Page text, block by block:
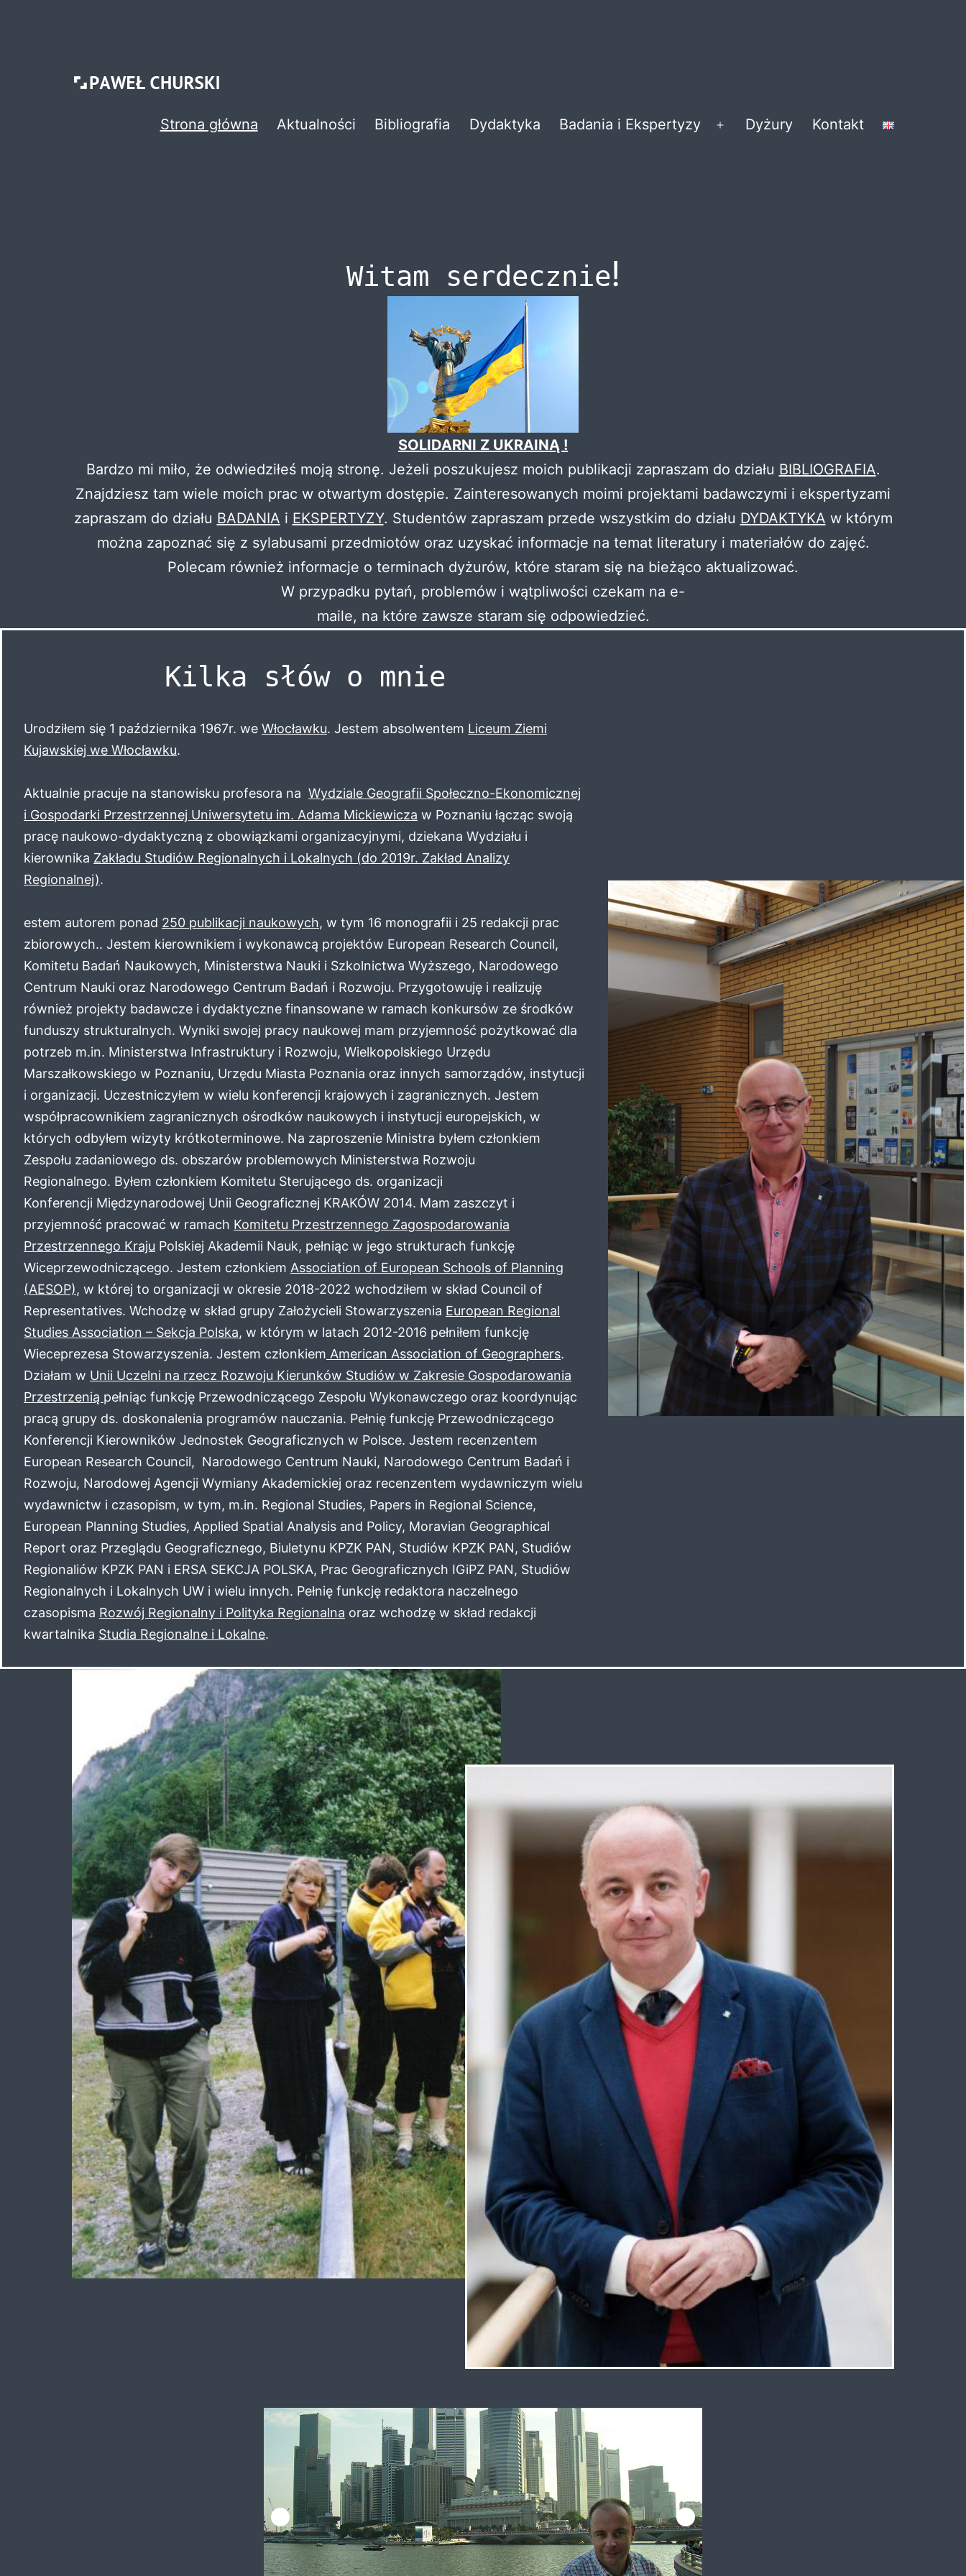
Paweł
Strona główna Aktualności Bibliografia Dydaktyka Badania i Ekspertyzy
Rozwiń
Dyżury Kontakt
Witam serdecznie!
SOLIDARNI Z UKRAINĄ !
Bardzo mi miło, że odwiedziłeś moją stronę. Jeżeli poszukujesz moich publikacji zapraszam do działu BIBLIOGRAFIA.
Znajdziesz tam wiele moich prac w otwartym dostępie. Zainteresowanych moimi projektami badawczymi i ekspertyzami
zapraszam do działu BADANIA i EKSPERTYZY. Studentów zapraszam przede wszystkim do działu DYDAKTYKA w którym
można zapoznać się z sylabusami przedmiotów oraz uzyskać informacje na temat literatury i materiałów do zajęć.
Polecam również informacje o terminach dyżurów, które staram się na bieżąco aktualizować.
W przypadku pytań, problemów i wątpliwości czekam na e-
maile, na które zawsze staram się odpowiedzieć.
Kilka słów o mnie
Urodziłem się 1 października 1967r. we Włocławku. Jestem absolwentem Liceum Ziemi
Kujawskiej we Włocławku.
Aktualnie pracuje na stanowisku profesora na Wydziale Geografii Społeczno-Ekonomicznej
i Gospodarki Przestrzennej Uniwersytetu im. Adama Mickiewicza w Poznaniu łącząc swoją
pracę naukowo-dydaktyczną z obowiązkami organizacyjnymi, dziekana Wydziału i
kierownika Zakładu Studiów Regionalnych i Lokalnych (do 2019r. Zakład Analizy
Regionalnej).
estem autorem ponad 250 publikacji naukowych, w tym 16 monografii i 25 redakcji prac
zbiorowych.. Jestem kierownikiem i wykonawcą projektów European Research Council,
Komitetu Badań Naukowych, Ministerstwa Nauki i Szkolnictwa Wyższego, Narodowego
Centrum Nauki oraz Narodowego Centrum Badań i Rozwoju. Przygotowuję i realizuję
również projekty badawcze i dydaktyczne finansowane w ramach konkursów ze środków
funduszy strukturalnych. Wyniki swojej pracy naukowej mam przyjemność pożytkować dla
potrzeb m.in. Ministerstwa Infrastruktury i Rozwoju, Wielkopolskiego Urzędu
Marszałkowskiego w Poznaniu, Urzędu Miasta Poznania oraz innych samorządów, instytucji
i organizacji. Uczestniczyłem w wielu konferencji krajowych i zagranicznych. Jestem
współpracownikiem zagranicznych ośrodków naukowych i instytucji europejskich, w
których odbyłem wizyty krótkoterminowe. Na zaproszenie Ministra byłem członkiem
Zespołu zadaniowego ds. obszarów problemowych Ministerstwa Rozwoju
Regionalnego. Byłem członkiem Komitetu Sterującego ds. organizacji
Konferencji Międzynarodowej Unii Geograficznej KRAKÓW 2014. Mam zaszczyt i
przyjemność pracować w ramach Komitetu Przestrzennego Zagospodarowania
Przestrzennego Kraju Polskiej Akademii Nauk, pełniąc w jego strukturach funkcję
Wiceprzewodniczącego. Jestem członkiem Association of European Schools of Planning
(AESOP), w której to organizacji w okresie 2018-2022 wchodziłem w skład Council of
Representatives. Wchodzę w skład grupy Założycieli Stowarzyszenia European Regional
Studies Association – Sekcja Polska, w którym w latach 2012-2016 pełniłem funkcję
Wieceprezesa Stowarzyszenia. Jestem członkiem American Association of Geographers.
Działam w Unii Uczelni na rzecz Rozwoju Kierunków Studiów w Zakresie Gospodarowania
Przestrzenią pełniąc funkcję Przewodniczącego Zespołu Wykonawczego oraz koordynując
pracą grupy ds. doskonalenia programów nauczania. Pełnię funkcję Przewodniczącego
Konferencji Kierowników Jednostek Geograficznych w Polsce. Jestem recenzentem
European Research Council, Narodowego Centrum Nauki, Narodowego Centrum Badań i
Rozwoju, Narodowej Agencji Wymiany Akademickiej oraz recenzentem wydawniczym wielu
wydawnictw i czasopism, w tym, m.in. Regional Studies, Papers in Regional Science,
European Planning Studies, Applied Spatial Analysis and Policy, Moravian Geographical
Report oraz Przeglądu Geograficznego, Biuletynu KPZK PAN, Studiów KPZK PAN, Studiów
Regionaliów KPZK PAN i ERSA SEKCJA POLSKA, Prac Geograficznych IGiPZ PAN, Studiów
Regionalnych i Lokalnych UW i wielu innych. Pełnię funkcję redaktora naczelnego
czasopisma Rozwój Regionalny i Polityka Regionalna oraz wchodzę w skład redakcji
kwartalnika Studia Regionalne i Lokalne.